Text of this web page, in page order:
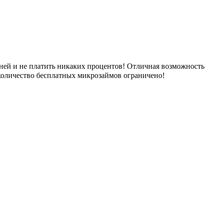
и не платить никаких процентов! Отличная возможность
бесплатных микрозаймов ограничено!